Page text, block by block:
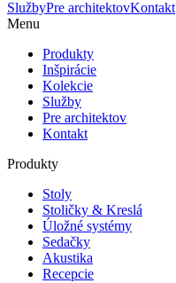
SlužbyPre architektovKontakt
Menu
Produkty
Inšpirácie
Kolekcie
Služby
Pre architektov
Kontakt
Produkty
Stoly
Stoličky & Kreslá
Úložné systémy
Sedačky
Akustika
Recepcie